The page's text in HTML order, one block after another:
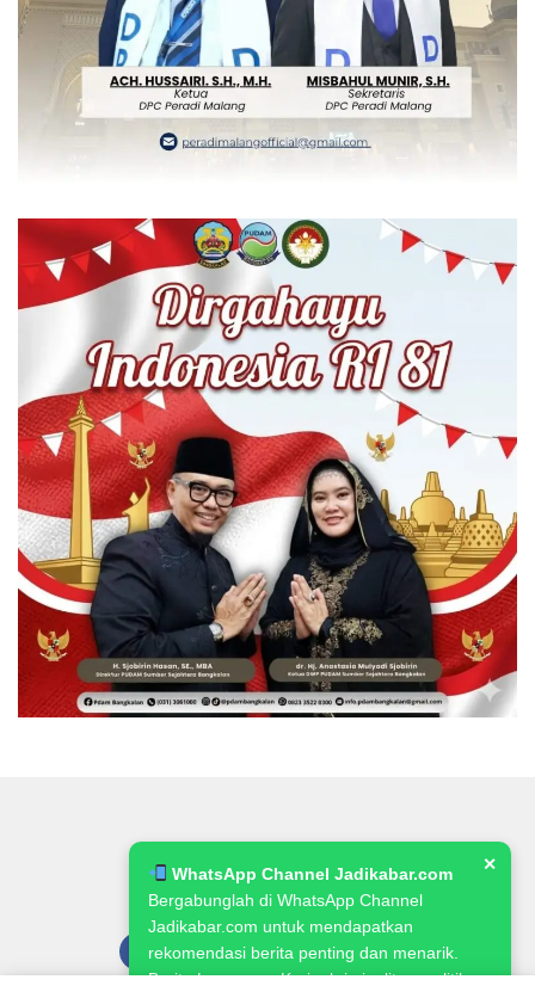
WhatsApp Channel Jadikabar.com
Bergabunglah di WhatsApp Channel
Jadikabar.com untuk mendapatkan
rekomendasi berita penting dan menarik.
Berita Lowongan Kerja, kriminalitas, politik,
✕